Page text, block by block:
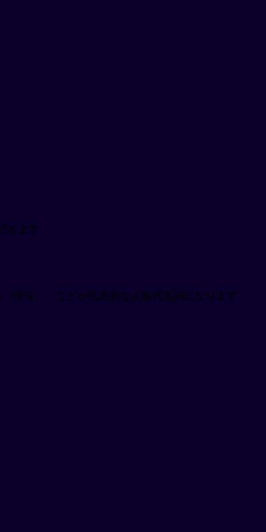
ます。
彼ら）」などが代表的な人称代名詞になります。